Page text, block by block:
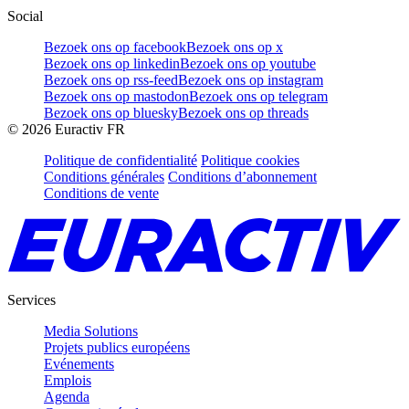
Social
Bezoek ons op facebookBezoek ons op x
Bezoek ons op linkedinBezoek ons op youtube
Bezoek ons op rss-feedBezoek ons op instagram
Bezoek ons op mastodonBezoek ons op telegram
Bezoek ons op blueskyBezoek ons op threads
© 2026 Euractiv FR
Politique de confidentialité Politique cookies
Conditions générales Conditions d’abonnement
Conditions de vente
Services
Media Solutions
Projets publics européens
Evénements
Emplois
Agenda